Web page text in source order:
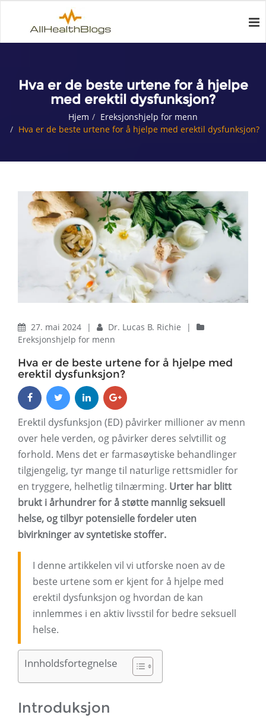
Hva er de beste urtene for å hjelpe
med erektil dysfunksjon?
Hjem
Ereksjonshjelp for menn
Hva er de beste urtene for å hjelpe med erektil dysfunksjon?
27. mai 2024 | Dr. Lucas B. Richie
|
Ereksjonshjelp for menn
Hva er de beste urtene for å hjelpe med
erektil dysfunksjon?
Erektil dysfunksjon (ED) påvirker millioner av menn
over hele verden, og påvirker deres selvtillit og
forhold. Mens det er farmasøytiske behandlinger
tilgjengelig, tyr mange til naturlige rettsmidler for
en tryggere, helhetlig tilnærming. Urter har blitt
brukt i århundrer for å støtte mannlig seksuell
helse, og tilbyr potensielle fordeler uten
bivirkninger av syntetiske stoffer.
I denne artikkelen vil vi utforske noen av de
beste urtene som er kjent for å hjelpe med
erektil dysfunksjon og hvordan de kan
innlemmes i en aktiv livsstil for bedre seksuell
helse.
Innholdsfortegnelse
Introduksjon